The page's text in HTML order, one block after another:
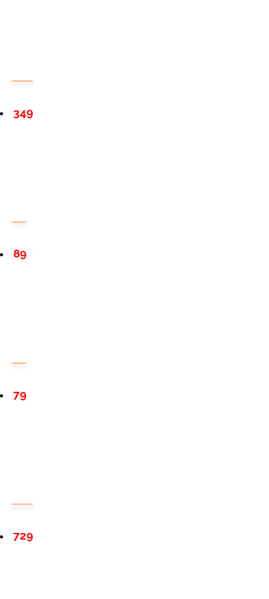
349
89
79
729